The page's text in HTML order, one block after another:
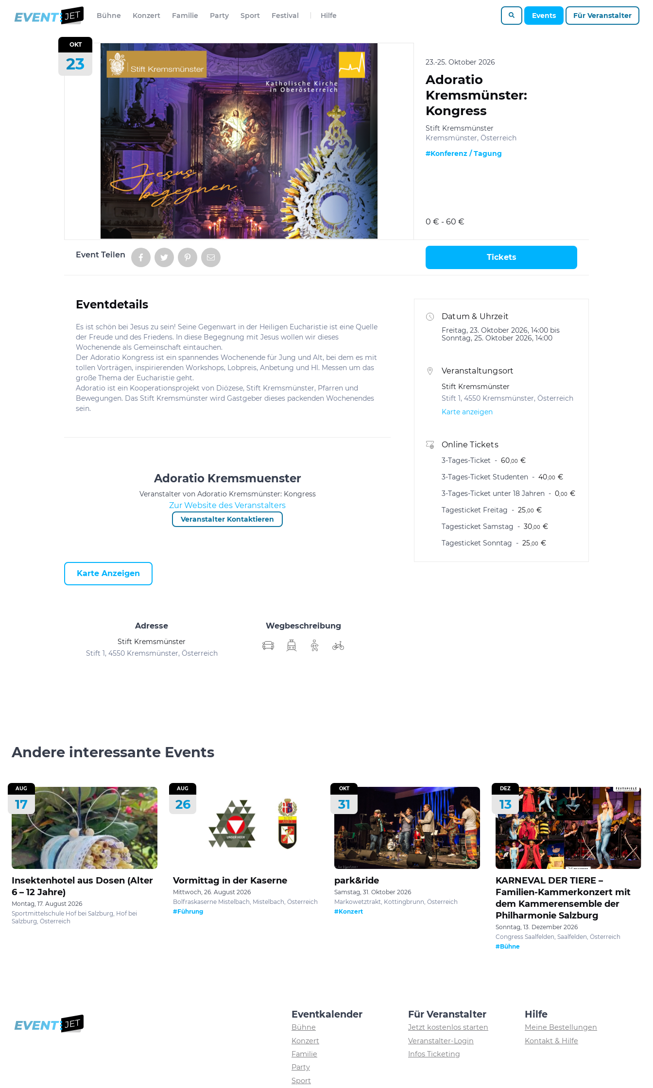
Bühne Konzert Familie Party Sport Festival Hilfe Events Für Veranstalter
OKT
23 23.-25. Oktober 2026
Adoratio
Kremsmünster:
Kongress
Stift Kremsmünster
Kremsmünster, Österreich
#Konferenz / Tagung
0 € - 60 €
Event Teilen Tickets
Informationen
Eventdetails
Es ist schön bei Jesus zu sein! Seine Gegenwart in der Heiligen Eucharistie ist eine Quelle
der Freude und des Friedens. In diese Begegnung mit Jesus wollen wir dieses
Wochenende als Gemeinschaft eintauchen.
Der Adoratio Kongress ist ein spannendes Wochenende für Jung und Alt, bei dem es mit
tollen Vorträgen, inspirierenden Workshops, Lobpreis, Anbetung und Hl. Messen um das
große Thema der Eucharistie geht.
Adoratio ist ein Kooperationsprojekt von Diözese, Stift Kremsmünster, Pfarren und
Bewegungen. Das Stift Kremsmünster wird Gastgeber dieses packenden Wochenendes
sein.
Adoratio Kremsmuenster
Veranstalter von Adoratio Kremsmünster: Kongress
Zur Website des Veranstalters
Veranstalter Kontaktieren
Karte Anzeigen
Adresse
Stift Kremsmünster
Stift 1, 4550 Kremsmünster, Österreich
Wegbeschreibung
Datum & Uhrzeit
Freitag, 23. Oktober 2026, 14:00 bis
Sonntag, 25. Oktober 2026, 14:00
Veranstaltungsort
Stift Kremsmünster
Stift 1, 4550 Kremsmünster, Österreich
Karte anzeigen
Online Tickets
3-Tages-Ticket 60,00 €
3-Tages-Ticket Studenten
40,00 €
3-Tages-Ticket unter 18 Jahren
0,00 €
Tagesticket Freitag
25,00 €
Tagesticket Samstag
30,00 €
Tagesticket Sonntag
25,00 €
Andere interessante Events
AUG
17
Insektenhotel aus Dosen (Alter
6 – 12 Jahre)
Montag, 17. August 2026
Sportmittelschule Hof bei Salzburg, Hof bei
Salzburg, Österreich
AUG
26
Vormittag in der Kaserne
Mittwoch, 26. August 2026
Bolfraskaserne Mistelbach, Mistelbach, Österreich
#Führung
OKT
31
park&ride
Samstag, 31. Oktober 2026
Markowetztrakt, Kottingbrunn, Österreich
#Konzert
DEZ
13
KARNEVAL DER TIERE –
Familien-Kammerkonzert mit
dem Kammerensemble der
Philharmonie Salzburg
Sonntag, 13. Dezember 2026
Congress Saalfelden, Saalfelden, Österreich
#Bühne
Eventkalender
Bühne
Konzert
Familie
Party
Sport
Für Veranstalter
Jetzt kostenlos starten
Veranstalter-Login
Infos Ticketing
Hilfe
Meine Bestellungen
Kontakt & Hilfe